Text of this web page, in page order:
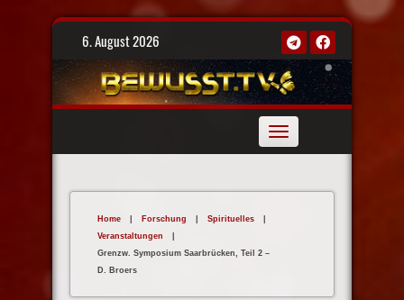
Skip
6. August 2026
Toggle
navigation
Home | Forschung | Spirituelles
|
Veranstaltungen
|
Grenzw. Symposium Saarbrücken, Teil 2 –
D. Broers